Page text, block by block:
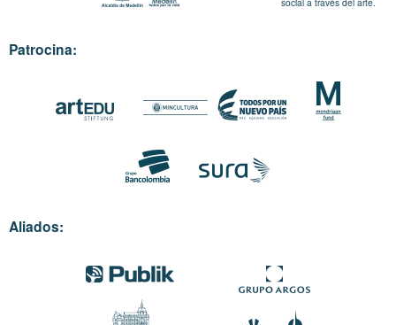
Patrocina:
Aliados: